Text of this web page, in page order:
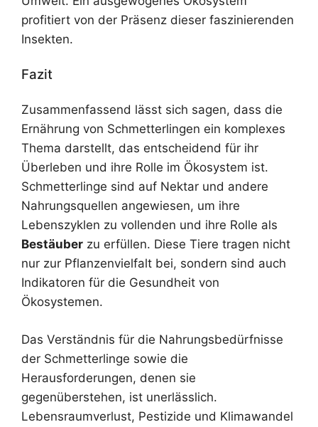
profitiert von der Präsenz dieser faszinierenden
Insekten.
Fazit
Zusammenfassend lässt sich sagen, dass die
Ernährung von Schmetterlingen ein komplexes
Thema darstellt, das entscheidend für ihr
Überleben und ihre Rolle im Ökosystem ist.
Schmetterlinge sind auf Nektar und andere
Nahrungsquellen angewiesen, um ihre
Lebenszyklen zu vollenden und ihre Rolle als
Bestäuber zu erfüllen. Diese Tiere tragen nicht
nur zur Pflanzenvielfalt bei, sondern sind auch
Indikatoren für die Gesundheit von
Ökosystemen.
Das Verständnis für die Nahrungsbedürfnisse
der Schmetterlinge sowie die
Herausforderungen, denen sie
gegenüberstehen, ist unerlässlich.
Lebensraumverlust, Pestizide und Klimawandel